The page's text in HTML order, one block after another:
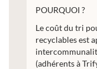
POURQUOI ?
Le coût du tri
recyclables est
(adhérents à